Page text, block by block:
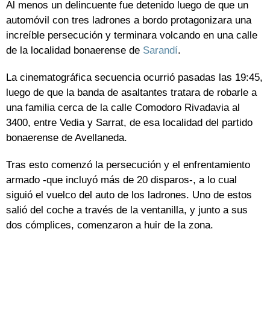
Al menos un delincuente fue detenido luego de que un
automóvil con tres ladrones a bordo protagonizara una
increíble persecución y terminara volcando en una calle
de la localidad bonaerense de Sarandí.
La cinematográfica secuencia ocurrió pasadas las 19:45,
luego de que la banda de asaltantes tratara de robarle a
una familia cerca de la calle Comodoro Rivadavia al
3400, entre Vedia y Sarrat, de esa localidad del partido
bonaerense de Avellaneda.
Tras esto comenzó la persecución y el enfrentamiento
armado -que incluyó más de 20 disparos-, a lo cual
siguió el vuelco del auto de los ladrones. Uno de estos
salió del coche a través de la ventanilla, y junto a sus
dos cómplices, comenzaron a huir de la zona.